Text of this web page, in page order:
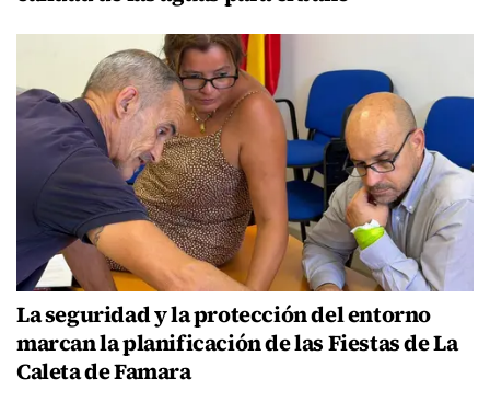
La seguridad y la protección del entorno
marcan la planificación de las Fiestas de La
Caleta de Famara